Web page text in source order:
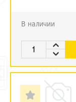
В наличии